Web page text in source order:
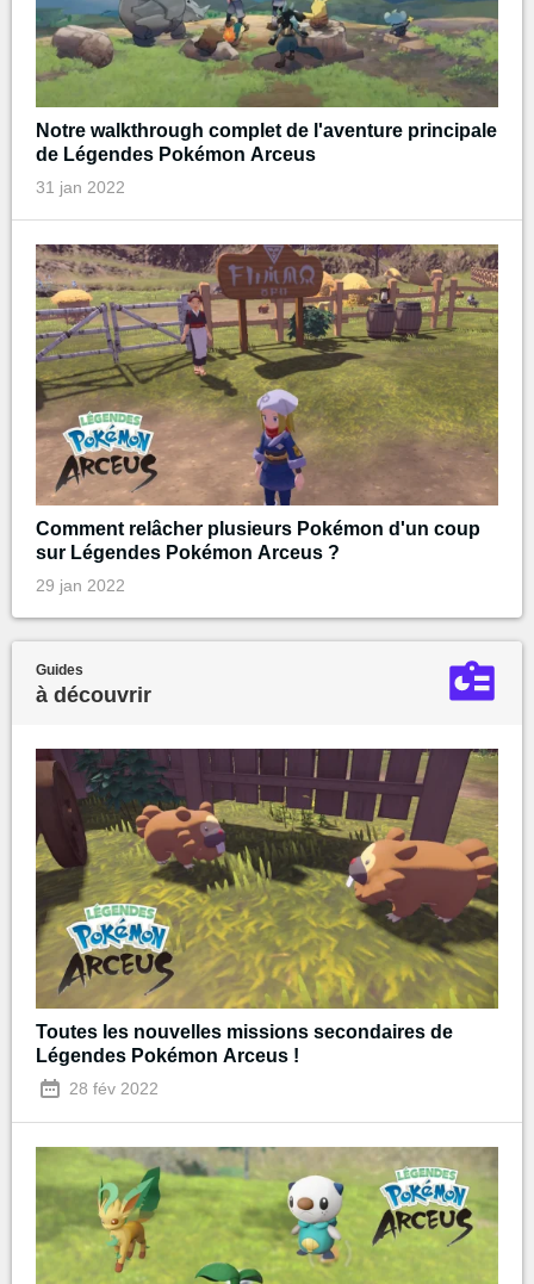
Notre walkthrough complet de l'aventure principale
de Légendes Pokémon Arceus
31 jan 2022
Comment relâcher plusieurs Pokémon d'un coup
sur Légendes Pokémon Arceus ?
29 jan 2022
Guides
à découvrir
Toutes les nouvelles missions secondaires de
Légendes Pokémon Arceus !
28 fév 2022